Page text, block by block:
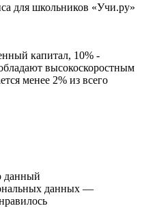
для школьников «Учи.ру»
капитал, 10% -
высокоскоростным
менее 2% из всего
данный
данных —